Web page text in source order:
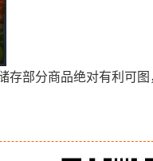
存部分商品绝对有利可图